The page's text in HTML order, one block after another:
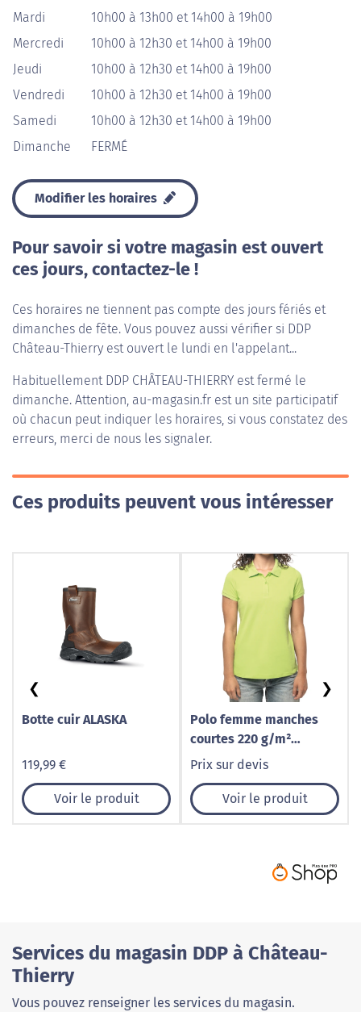
Mardi
10h00 à 13h00 et 14h00 à 19h00
Mercredi
10h00 à 12h30 et 14h00 à 19h00
Jeudi
10h00 à 12h30 et 14h00 à 19h00
Vendredi
10h00 à 12h30 et 14h00 à 19h00
Samedi
10h00 à 12h30 et 14h00 à 19h00
Dimanche
FERMÉ
Modifier les horaires
Pour savoir si votre magasin est ouvert
ces jours, contactez-le !
Ces horaires ne tiennent pas compte des jours fériés et
dimanches de fête. Vous pouvez aussi vérifier si DDP
Château-Thierry est ouvert le lundi en l'appelant...
Habituellement DDP CHÂTEAU-THIERRY est fermé le
dimanche. Attention, au-magasin.fr est un site participatif
où chacun peut indiquer les horaires, si vous constatez des
erreurs, merci de nous les signaler.
Ces produits peuvent vous intéresser
Botte cuir ALASKA
119,99 €
Voir le produit
Polo femme manches
courtes 220 g/m²
personnalisable
Prix sur devis
Voir le produit
❮ ❯
Services du magasin DDP à Château-
Thierry
Vous pouvez renseigner les services du magasin.